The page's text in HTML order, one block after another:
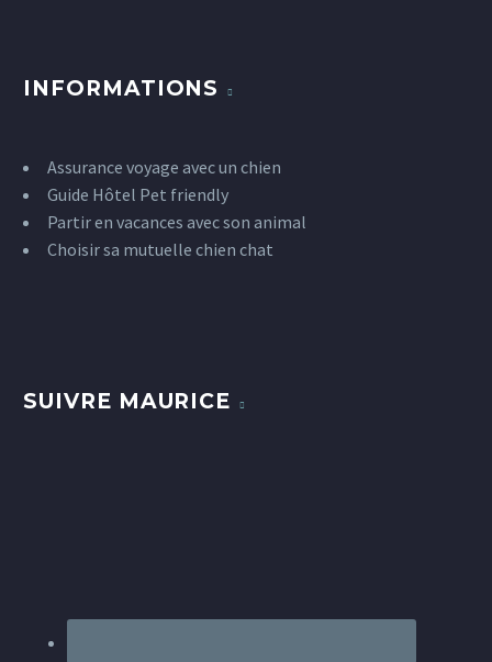
INFORMATIONS
Assurance voyage avec un chien
Guide Hôtel Pet friendly
Partir en vacances avec son animal
Choisir sa mutuelle chien chat
SUIVRE MAURICE